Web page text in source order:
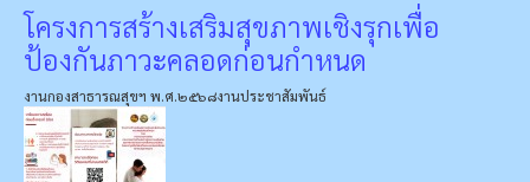
โครงการสร้างเสริมสุขภาพเชิงรุกเพื่อ
ป้องกันภาวะคลอดก่อนกำหนด
งานกองสาธารณสุขฯ พ.ศ.๒๕๖๘งานประชาสัมพันธ์